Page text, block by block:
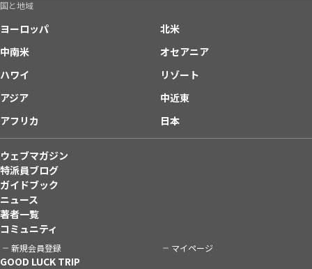
国と地域
ヨーロッパ
北米
中南米
オセアニア
ハワイ
リゾート
アジア
中近東
アフリカ
日本
ウェブマガジン
特派員ブログ
ガイドブック
ニュース
著者一覧
コミュニティ
新規会員登録 マイページ
GOOD LUCK TRIP